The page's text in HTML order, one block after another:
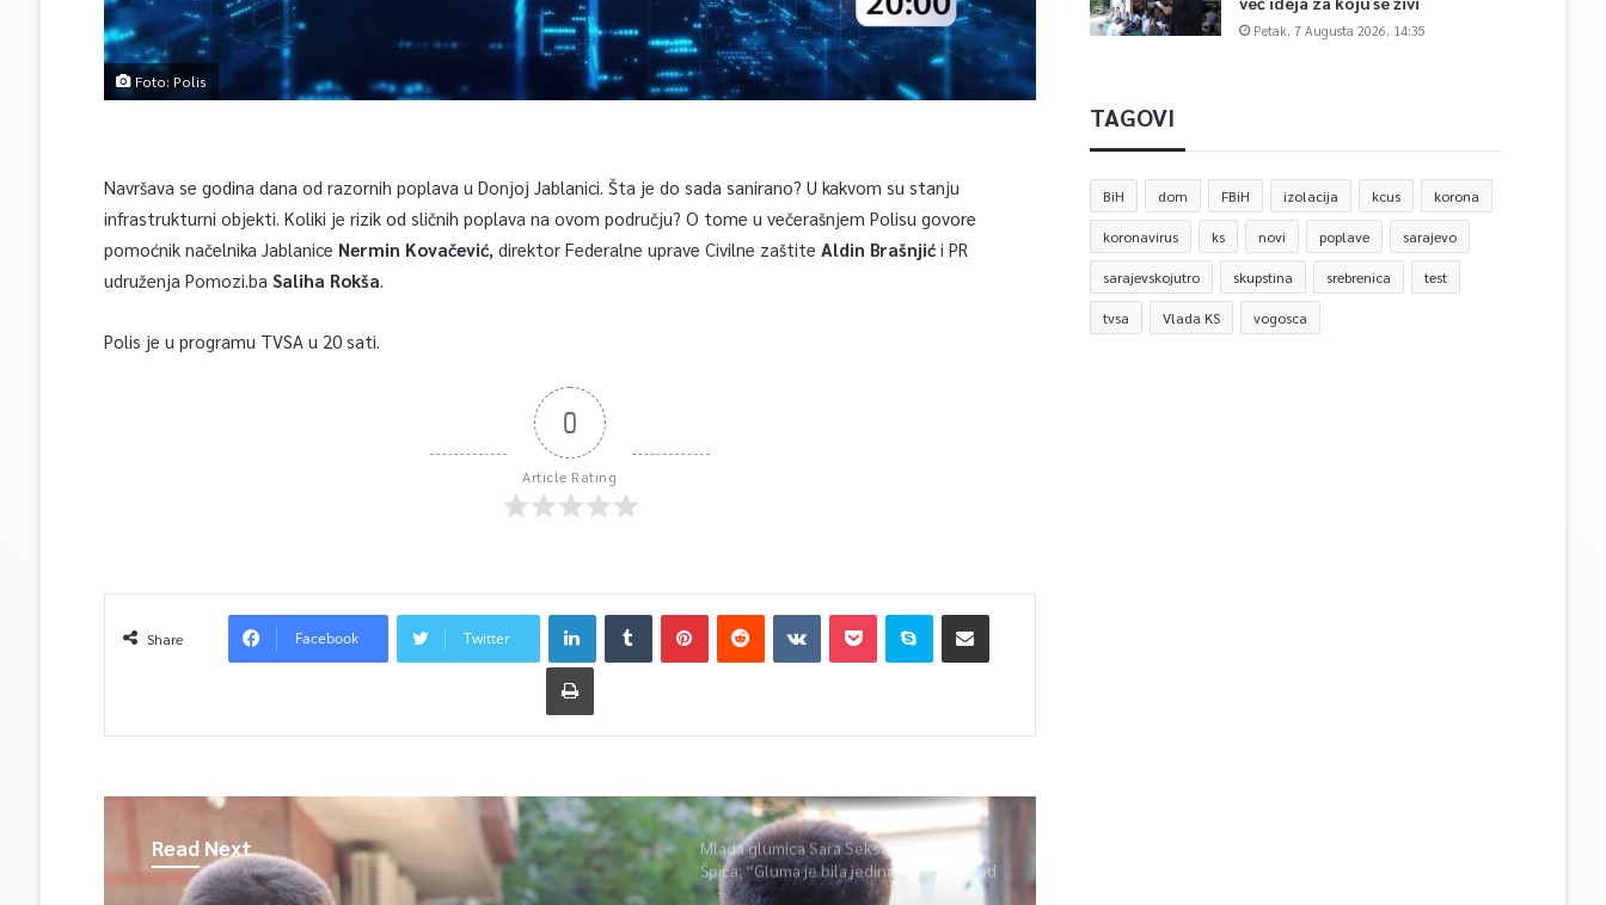
Foto: Polis
Navršava se godina dana od razornih poplava u Donjoj Jablanici. Šta je do sada sanirano? U kakvom su stanju
infrastrukturni objekti. Koliki je rizik od sličnih poplava na ovom području? O tome u večerašnjem Polisu govore
pomoćnik načelnika Jablanice Nermin Kovačević, direktor Federalne uprave Civilne zaštite Aldin Brašnjić i PR
udruženja Pomozi.ba Saliha Rokša.
Polis je u programu TVSA u 20 sati.
0
Article Rating
Share Facebook Twitter
Read Next
Mlada glumica Sara Seksan u emisiji
Špica: “Gluma je bila jedina opcija, uz rad
i disciplinu sve je moguće”
Petak, 7 Augusta 2026, 14:35
TAGOVI
BiH dom FBiH izolacija kcus korona
koronavirus ks novi poplave sarajevo
sarajevskojutro skupstina srebrenica test
tvsa Vlada KS vogosca